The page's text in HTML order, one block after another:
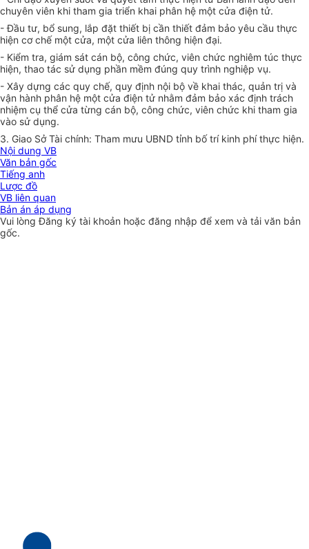
chuyên viên khi tham gia triển khai phân hệ một cửa điện tử.
- Đầu tư, bổ sung, lắp đặt thiết bị cần thiết đảm bảo yêu cầu thực
hiện cơ chế một cửa, một cửa liên thông hiện đại.
- Kiểm tra, giám sát cán bộ, công chức, viên chức nghiêm túc thực
hiện, thao tác sử dụng phần mềm đúng quy trình nghiệp vụ.
- Xây dựng các quy chế, quy định nội bộ về khai thác, quản trị và
vận hành phân hệ một cửa điện tử nhằm đảm bảo xác định trách
nhiệm cụ thể cửa từng cán bộ, công chức, viên chức khi tham gia
vào sử dụng.
3. Giao Sở Tài chính: Tham mưu UBND tỉnh bố trí kinh phí thực hiện.
Nội dung VB
Văn bản gốc
Tiếng anh
Lược đồ
VB liên quan
Bản án áp dụng
Vui lòngĐăng ký tài khoản hoặc đăng nhập để xem và tải văn bản
gốc.